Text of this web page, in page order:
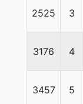
2525 3
3176 4
3457 5